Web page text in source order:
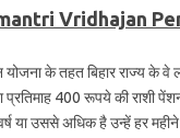
Vridhajan
योजना के तहत बिहार राज्य के
प्रतिमाह 400 रूपये की राशी
या उससे अधिक है उन्हें हर